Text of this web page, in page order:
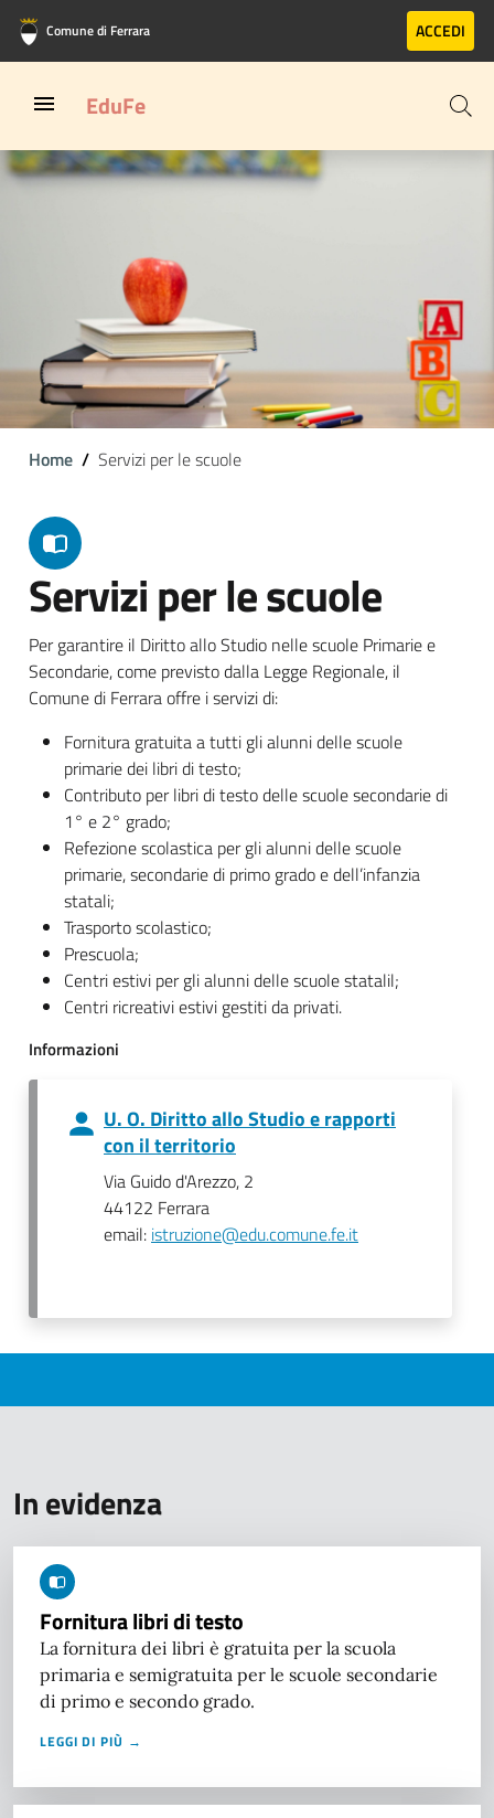
Vai al contenuto principale
Vai al footer
Comune di Ferrara ACCEDI
EduFe
Home Servizi per le scuole
Servizi per le scuole
Per garantire il Diritto allo Studio nelle scuole Primarie e
Secondarie, come previsto dalla Legge Regionale, il
Comune di Ferrara offre i servizi di:
Fornitura gratuita a tutti gli alunni delle scuole
primarie dei libri di testo;
Contributo per libri di testo delle scuole secondarie di
1° e 2° grado;
Refezione scolastica per gli alunni delle scuole
primarie, secondarie di primo grado e dell’infanzia
statali;
Trasporto scolastico;
Prescuola;
Centri estivi per gli alunni delle scuole statalil;
Centri ricreativi estivi gestiti da privati.
Informazioni
U. O. Diritto allo Studio e rapporti
con il territorio
Via Guido d'Arezzo, 2
44122 Ferrara
email: istruzione@edu.comune.fe.it
In evidenza
Fornitura libri di testo
La fornitura dei libri è gratuita per la scuola
primaria e semigratuita per le scuole secondarie
di primo e secondo grado.
LEGGI DI PIÙ →